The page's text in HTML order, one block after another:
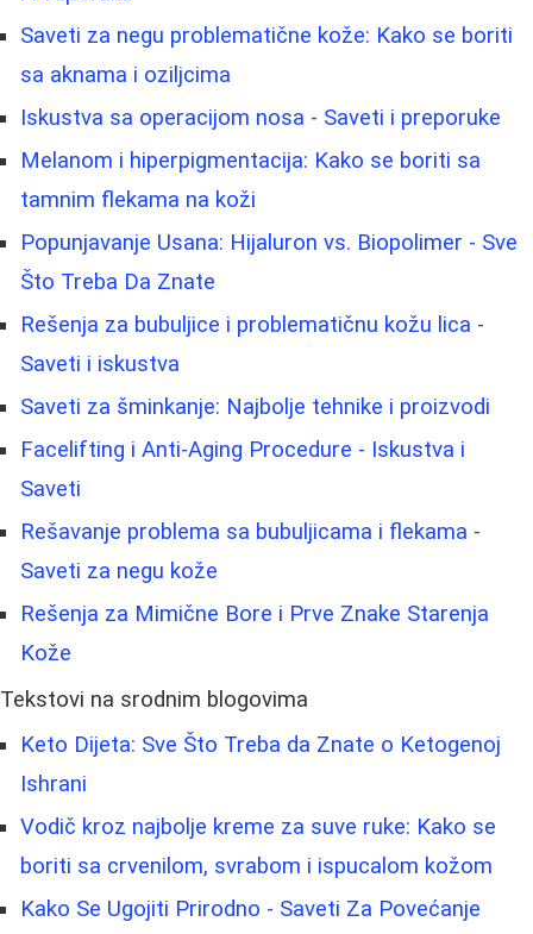
Saveti za negu problematične kože: Kako se boriti
sa aknama i oziljcima
Iskustva sa operacijom nosa - Saveti i preporuke
Melanom i hiperpigmentacija: Kako se boriti sa
tamnim flekama na koži
Popunjavanje Usana: Hijaluron vs. Biopolimer - Sve
Što Treba Da Znate
Rešenja za bubuljice i problematičnu kožu lica -
Saveti i iskustva
Saveti za šminkanje: Najbolje tehnike i proizvodi
Facelifting i Anti-Aging Procedure - Iskustva i
Saveti
Rešavanje problema sa bubuljicama i flekama -
Saveti za negu kože
Rešenja za Mimične Bore i Prve Znake Starenja
Kože
Tekstovi na srodnim blogovima
Keto Dijeta: Sve Što Treba da Znate o Ketogenoj
Ishrani
Vodič kroz najbolje kreme za suve ruke: Kako se
boriti sa crvenilom, svrabom i ispucalom kožom
Kako Se Ugojiti Prirodno - Saveti Za Povećanje